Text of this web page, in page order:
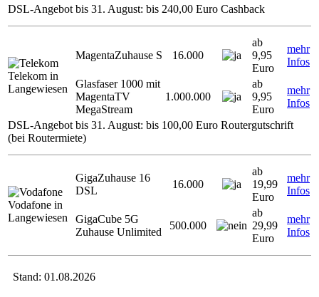
DSL-Angebot bis 31. August: bis 240,00 Euro Cashback
Telekom in
Langewiesen
MagentaZuhause S 16.000
ab
9,95
Euro
mehr
Infos
Glasfaser 1000 mit
MagentaTV
MegaStream
1.000.000
ab
9,95
Euro
mehr
Infos
DSL-Angebot bis 31. August: bis 100,00 Euro Routergutschrift
(bei Routermiete)
Vodafone in
Langewiesen
GigaZuhause 16
DSL
16.000
ab
19,99
Euro
mehr
Infos
GigaCube 5G
Zuhause Unlimited
500.000
ab
29,99
Euro
mehr
Infos
Stand: 01.08.2026